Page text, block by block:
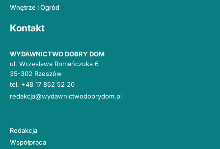
Wnętrze i Ogród
Kontakt
WYDAWNICTWO DOBRY DOM
ul. Wrzesława Romańczuka 6
35-302 Rzeszów
tel. +48 17 852 52 20
redakcja@wydawnictwodobrydom.pl
Redakcja
Współpraca